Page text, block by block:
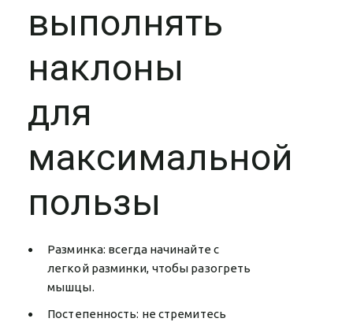
выполнять
наклоны
для
максимальной
пользы
Разминка: всегда начинайте с
легкой разминки, чтобы разогреть
мышцы.
Постепенность: не стремитесь